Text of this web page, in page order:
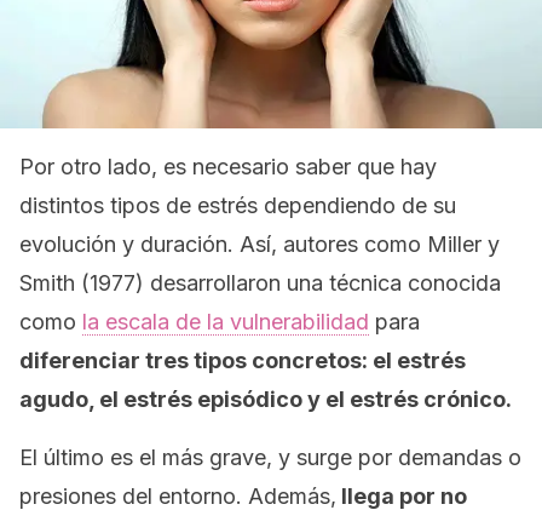
Por otro lado, es necesario saber que hay
distintos tipos de estrés dependiendo de su
evolución y duración. Así, autores como Miller y
Smith (1977) desarrollaron una técnica conocida
como la escala de la vulnerabilidad para
diferenciar tres tipos concretos: el estrés
agudo, el estrés episódico y el estrés crónico.
El último es el más grave, y surge por demandas o
presiones del entorno. Además, llega por no